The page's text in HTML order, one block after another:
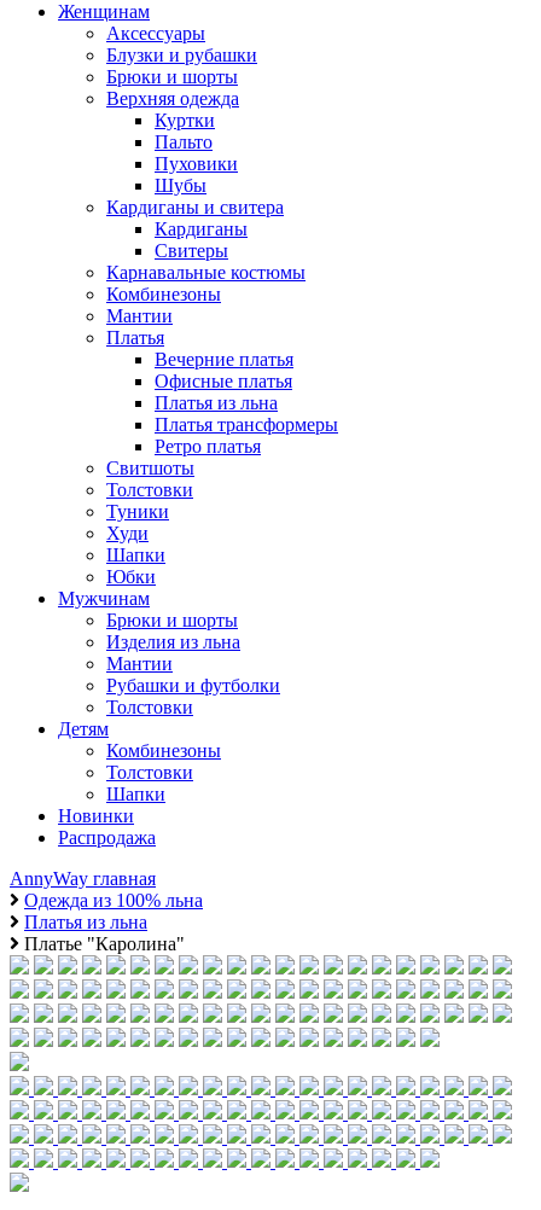
Женщинам
Аксессуары
Блузки и рубашки
Брюки и шорты
Верхняя одежда
Куртки
Пальто
Пуховики
Шубы
Кардиганы и свитера
Кардиганы
Свитеры
Карнавальные костюмы
Комбинезоны
Мантии
Платья
Вечерние платья
Офисные платья
Платья из льна
Платья трансформеры
Ретро платья
Свитшоты
Толстовки
Туники
Худи
Шапки
Юбки
Мужчинам
Брюки и шорты
Изделия из льна
Мантии
Рубашки и футболки
Толстовки
Детям
Комбинезоны
Толстовки
Шапки
Новинки
Распродажа
AnnyWay главная
Одежда из 100% льна
Платья из льна
Платье "Каролина"